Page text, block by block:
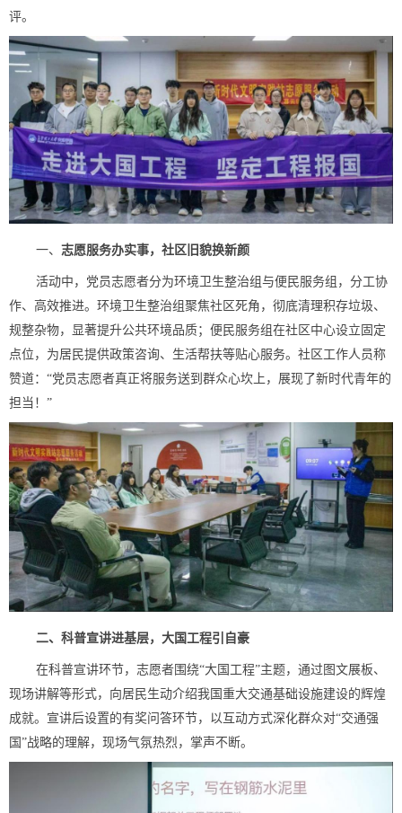
评。
一、 志愿服务办实事，社区旧貌换新颜
活动中，党员志愿者分为环境卫生整治组与便民服务组，分工协
作、高效推进。环境卫生整治组聚焦社区死角，彻底清理积存垃圾、
规整杂物，显著提升公共环境品质；便民服务组在社区中心设立固定
点位，为居民提供政策咨询、生活帮扶等贴心服务。社区工作人员称
赞道：“党员志愿者真正将服务送到群众心坎上，展现了新时代青年的
担当！”
二、科普宣讲进基层，大国工程引自豪
在科普宣讲环节，志愿者围绕“大国工程”主题，通过图文展板、
现场讲解等形式，向居民生动介绍我国重大交通基础设施建设的辉煌
成就。宣讲后设置的有奖问答环节，以互动方式深化群众对“交通强
国”战略的理解，现场气氛热烈，掌声不断。